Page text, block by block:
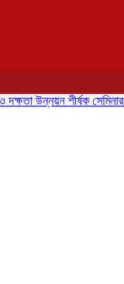
শীর্ষক সেমিনার